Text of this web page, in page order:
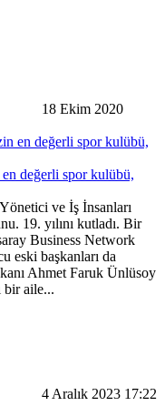
18 Ekim 2020
değerli spor kulübü,
ve İş İnsanları
19. yılını kutladı. Bir
Business Network
eski başkanları da
Ahmet Faruk Ünlüsoy
bir aile...
4 Aralık 2023 17:22